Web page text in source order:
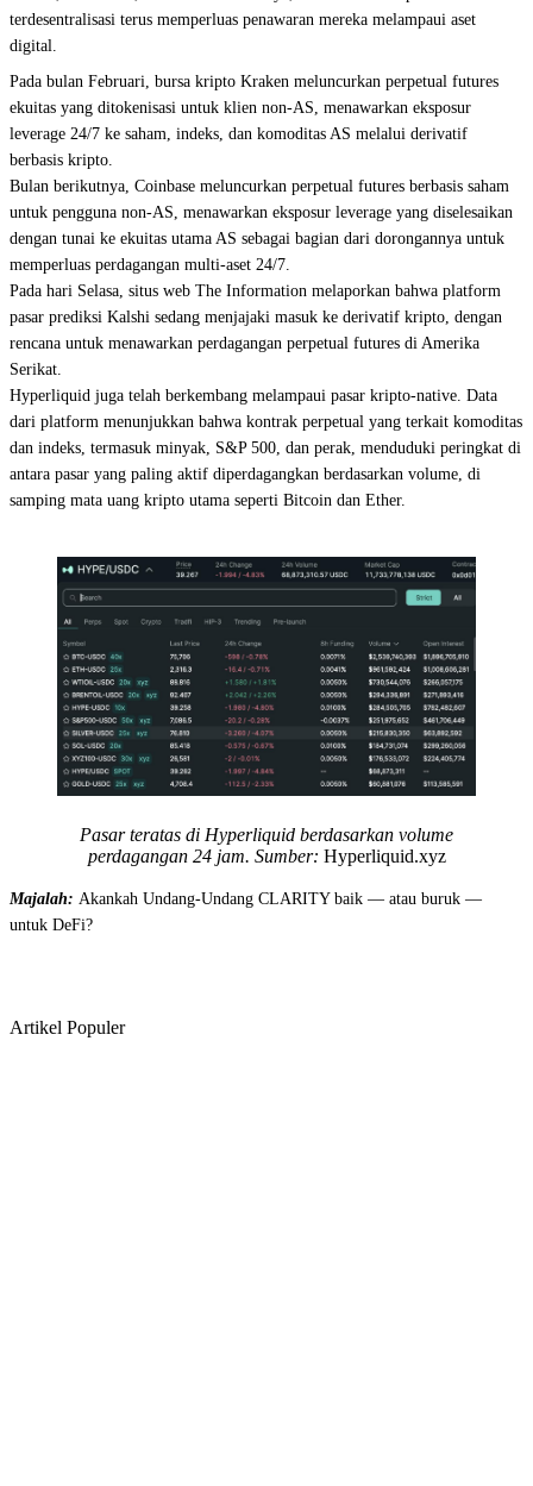
terdesentralisasi terus memperluas penawaran mereka melampaui aset
digital.
Pada bulan Februari, bursa kripto Kraken meluncurkan perpetual futures
ekuitas yang ditokenisasi untuk klien non-AS, menawarkan eksposur
leverage 24/7 ke saham, indeks, dan komoditas AS melalui derivatif
berbasis kripto.
Bulan berikutnya, Coinbase meluncurkan perpetual futures berbasis saham
untuk pengguna non-AS, menawarkan eksposur leverage yang diselesaikan
dengan tunai ke ekuitas utama AS sebagai bagian dari dorongannya untuk
memperluas perdagangan multi-aset 24/7.
Pada hari Selasa, situs web The Information melaporkan bahwa platform
pasar prediksi Kalshi sedang menjajaki masuk ke derivatif kripto, dengan
rencana untuk menawarkan perdagangan perpetual futures di Amerika
Serikat.
Hyperliquid juga telah berkembang melampaui pasar kripto-native. Data
dari platform menunjukkan bahwa kontrak perpetual yang terkait komoditas
dan indeks, termasuk minyak, S&P 500, dan perak, menduduki peringkat di
antara pasar yang paling aktif diperdagangkan berdasarkan volume, di
samping mata uang kripto utama seperti Bitcoin dan Ether.
Pasar teratas di Hyperliquid berdasarkan volume
perdagangan 24 jam. Sumber: Hyperliquid.xyz
Majalah: Akankah Undang-Undang CLARITY baik — atau buruk —
untuk DeFi?
Artikel Populer